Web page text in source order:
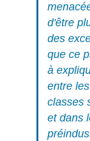
d'être
des
que ce
à
entre
classes
et dans